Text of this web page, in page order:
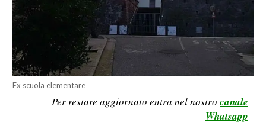
POLITICA
ECONOMIA
SERVIZI ALLE IMPRESE
LAVORO
Ex scuola elementare
Per restare aggiornato entra nel nostro canale
Whatsapp